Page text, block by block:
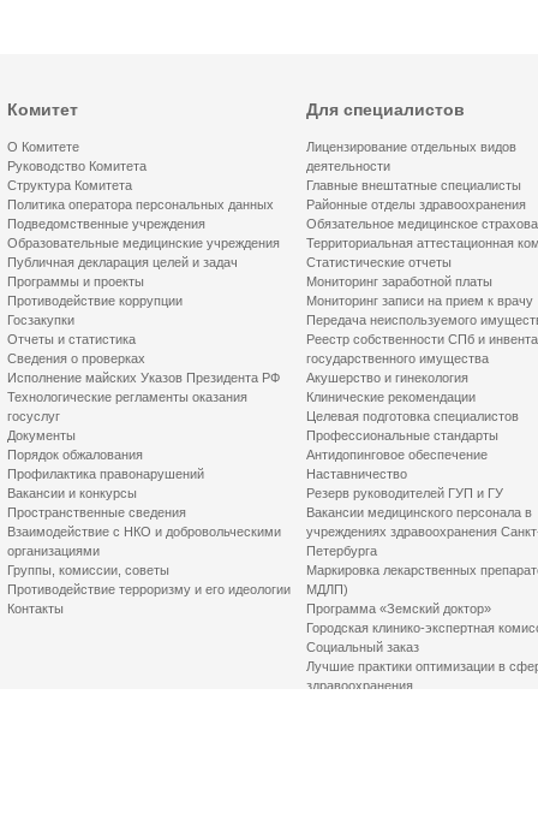
Комитет
О Комитете
Руководство Комитета
Структура Комитета
Политика оператора персональных данных
Подведомственные учреждения
Образовательные медицинские учреждения
Публичная декларация целей и задач
Программы и проекты
Противодействие коррупции
Госзакупки
Отчеты и статистика
Сведения о проверках
Исполнение майских Указов Президента РФ
Технологические регламенты оказания
госуслуг
Документы
Порядок обжалования
Профилактика правонарушений
Вакансии и конкурсы
Пространственные сведения
Взаимодействие с НКО и добровольческими
организациями
Группы, комиссии, советы
Противодействие терроризму и его идеологии
Контакты
Для специалистов
Лицензирование отдельных видов
деятельности
Главные внештатные специалисты
Районные отделы здравоохранения
Обязательное медицинское
Территориальная аттестационная
Статистические отчеты
Мониторинг заработной платы
Мониторинг записи на прием к врачу
Передача неиспользуемого
Реестр собственности СПб и
государственного имущества
Акушерство и гинекология
Клинические рекомендации
Целевая подготовка специалистов
Профессиональные стандарты
Антидопинговое обеспечение
Наставничество
Резерв руководителей ГУП и ГУ
Вакансии медицинского персонала в
учреждениях здравоохранения
Петербурга
Маркировка лекарственных
МДЛП)
Программа «Земский доктор»
Городская клинико-экспертная
Социальный заказ
Лучшие практики оптимизации в
здравоохранения